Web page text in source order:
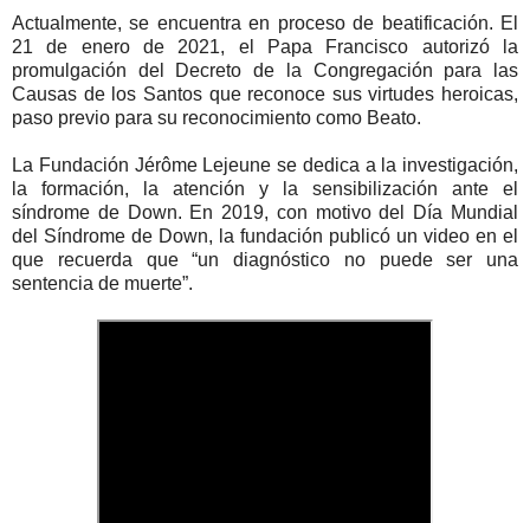
Actualmente, se encuentra en proceso de beatificación. El
21 de enero de 2021, el Papa Francisco autorizó la
promulgación del Decreto de la Congregación para las
Causas de los Santos que reconoce sus virtudes heroicas,
paso previo para su reconocimiento como Beato.
La Fundación Jérôme Lejeune se dedica a la investigación,
la formación, la atención y la sensibilización ante el
síndrome de Down. En 2019, con motivo del Día Mundial
del Síndrome de Down, la fundación publicó un video en el
que recuerda que “un diagnóstico no puede ser una
sentencia de muerte”.